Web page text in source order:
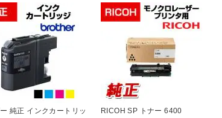
純正 インクカートリッ
RICOH SP トナー 6400